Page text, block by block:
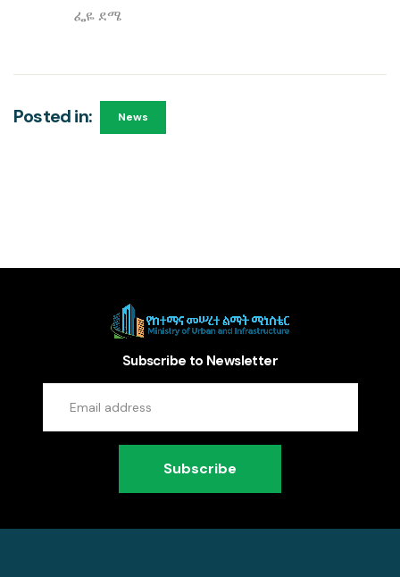
ፌዬ ደሜ
Posted in: News
Subscribe to Newsletter
Subscribe